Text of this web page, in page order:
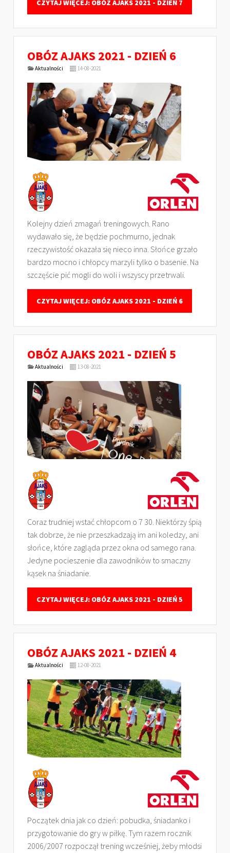
CZYTAJ WIĘCEJ: OBÓZ AJAKS 2021 - DZIEŃ 7
OBÓZ AJAKS 2021 - DZIEŃ 6
Aktualności 14-08-2021
Kolejny dzień zmagań treningowych. Rano
wydawało się, że będzie pochmurno, jednak
rzeczywistość okazała się nieco inna. Słońce grzało
bardzo mocno i chłopcy marzyli tylko o basenie. Na
szczęście pić mogli do woli i wszyscy przetrwali.
CZYTAJ WIĘCEJ: OBÓZ AJAKS 2021 - DZIEŃ 6
OBÓZ AJAKS 2021 - DZIEŃ 5
Aktualności 13-08-2021
Coraz trudniej wstać chłopcom o 7 30. Niektórzy śpią
tak dobrze, że nie przeszkadzają im ani koledzy, ani
słońce, które zagląda przez okna od samego rana.
Jedyne pocieszenie dla zawodników to smaczny
kąsek na śniadanie.
CZYTAJ WIĘCEJ: OBÓZ AJAKS 2021 - DZIEŃ 5
OBÓZ AJAKS 2021 - DZIEŃ 4
Aktualności 12-08-2021
Początek dnia jak co dzień: pobudka, śniadanko i
przygotowanie do gry w piłkę. Tym razem rocznik
2006/2007 rozpoczął trening wcześniej, żeby młodsi